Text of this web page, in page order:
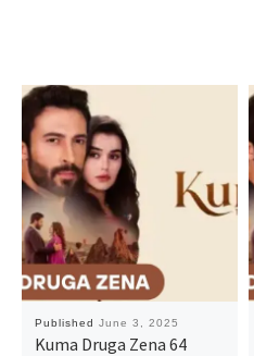
Published June 3, 2025
Kuma Druga Zena 64